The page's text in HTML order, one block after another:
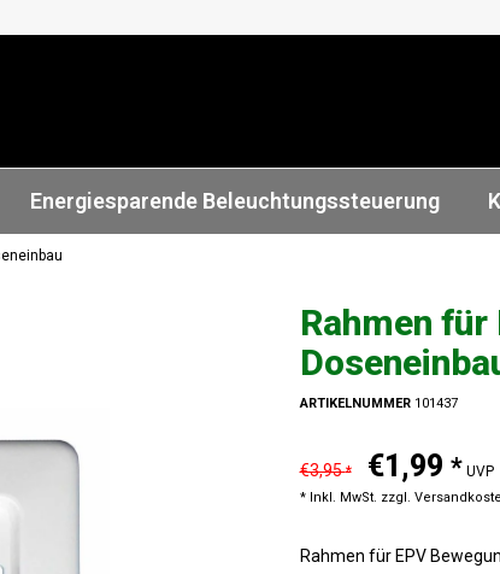
Energiesparende Beleuchtungssteuerung
Rahmen
ARTIKELNUMMER101437
€3,95* €1,99 * UVP
* Inkl. MwSt. zzgl.
Rahmen für EPV